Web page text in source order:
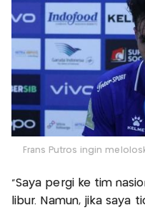
Frans Putros ingin
"Saya pergi ke tim
libur. Namun, jika saya